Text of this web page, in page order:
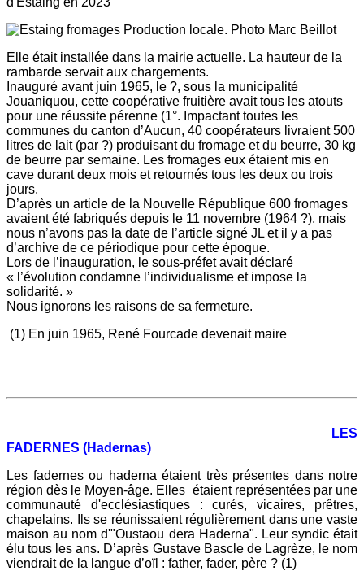
Production locale. Photo Marc Beillot
Elle était installée dans la mairie actuelle. La hauteur de la
rambarde servait aux chargements.
Inauguré avant juin 1965, le ?, sous la municipalité
Jouaniquou, cette coopérative fruitière avait tous les atouts
pour une réussite pérenne (1°. Impactant toutes les
communes du canton d’Aucun, 40 coopérateurs livraient 500
litres de lait (par ?) produisant du fromage et du beurre, 30 kg
de beurre par semaine. Les fromages eux étaient mis en
cave durant deux mois et retournés tous les deux ou trois
jours.
D’après un article de la Nouvelle République 600 fromages
avaient été fabriqués depuis le 11 novembre (1964 ?), mais
nous n’avons pas la date de l’article signé JL et il y a pas
d’archive de ce périodique pour cette époque.
Lors de l’inauguration, le sous-préfet avait déclaré
« l’évolution condamne l’individualisme et impose la
solidarité. »
Nous ignorons les raisons de sa fermeture.
(1) En juin 1965, René Fourcade devenait maire
LES
FADERNES (Hadernas)
Les fadernes ou haderna étaient très présentes dans notre
région dès le Moyen-âge. Elles étaient représentées par une
communauté d'ecclésiastiques : curés, vicaires, prêtres,
chapelains. Ils se réunissaient régulièrement dans une vaste
maison au nom d'"Oustaou dera Haderna". Leur syndic était
élu tous les ans. D’après Gustave Bascle de Lagrèze, le nom
viendrait de la langue d’oïl : father, fader, père ? (1)